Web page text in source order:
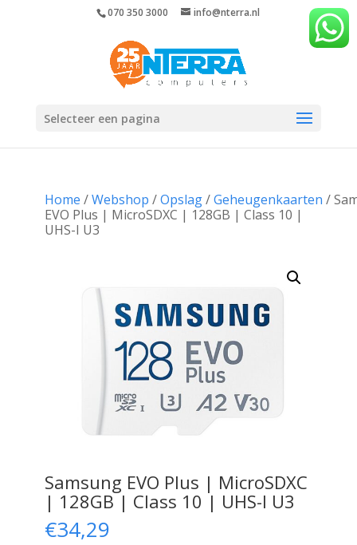
070 350 3000 info@nterra.nl
Selecteer een pagina
Home /Webshop /Opslag/Geheugenkaarten /
EVO Plus | MicroSDXC | 128GB | Class 10 |
UHS-I U3
Samsung EVO Plus | MicroSDXC
| 128GB | Class 10 | UHS-I U3
€34,29